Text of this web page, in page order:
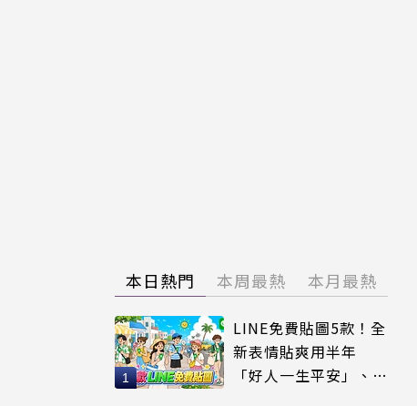
本日熱門 本周最熱 本月最熱
LINE免費貼圖5款！全
新表情貼爽用半年
「好人一生平安」、